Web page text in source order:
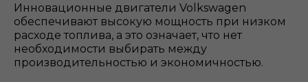
Инновационные двигатели Volkswagen
обеспечивают высокую мощность при низком
расходе топлива, а это означает, что нет
необходимости выбирать между
производительностью и экономичностью.